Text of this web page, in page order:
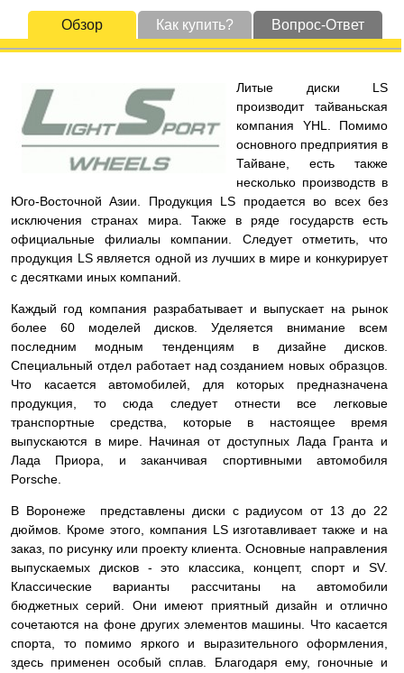
Обзор Как купить? Вопрос-Ответ
Литые диски LS
производит тайваньская
компания YHL. Помимо
основного предприятия в
Тайване, есть также
несколько производств в
Юго-Восточной Азии. Продукция LS продается во всех без
исключения странах мира. Также в ряде государств есть
официальные филиалы компании. Следует отметить, что
продукция LS является одной из лучших в мире и конкурирует
с десятками иных компаний.
Каждый год компания разрабатывает и выпускает на рынок
более 60 моделей дисков. Уделяется внимание всем
последним модным тенденциям в дизайне дисков.
Специальный отдел работает над созданием новых образцов.
Что касается автомобилей, для которых предназначена
продукция, то сюда следует отнести все легковые
транспортные средства, которые в настоящее время
выпускаются в мире. Начиная от доступных Лада Гранта и
Лада Приора, и заканчивая спортивными автомобиля
Porsche.
В Воронеже представлены диски с радиусом от 13 до 22
дюймов. Кроме этого, компания LS изготавливает также и на
заказ, по рисунку или проекту клиента. Основные направления
выпускаемых дисков - это классика, концепт, спорт и SV.
Классические варианты рассчитаны на автомобили
бюджетных серий. Они имеют приятный дизайн и отлично
сочетаются на фоне других элементов машины. Что касается
спорта, то помимо яркого и выразительного оформления,
здесь применен особый сплав. Благодаря ему, гоночные и